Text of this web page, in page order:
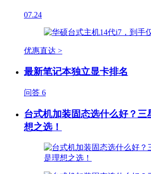
07.24
优惠直达 >
最新笔记本独立显卡排名
问答 6
台式机加装固态选什么好？三
想之选！